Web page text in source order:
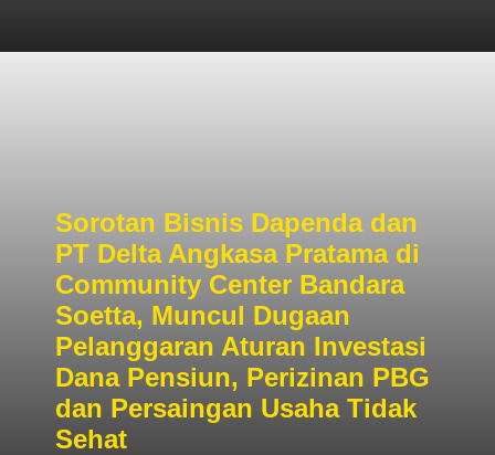
Sorotan Bisnis Dapenda dan
PT Delta Angkasa Pratama di
Community Center Bandara
Soetta, Muncul Dugaan
Pelanggaran Aturan Investasi
Dana Pensiun, Perizinan PBG
dan Persaingan Usaha Tidak
Sehat